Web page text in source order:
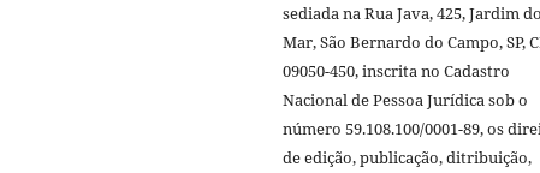
sediada na Rua Java, 425, Jardim
Mar, São Bernardo do Campo, SP,
09050-450, inscrita no Cadastro
Nacional de Pessoa Jurídica sob o
número 59.108.100/0001-89, os
de edição, publicação, ditribuição,